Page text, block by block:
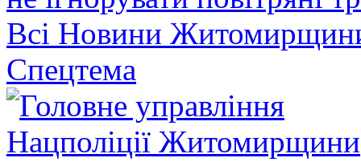
Всі Новини
Спецтема